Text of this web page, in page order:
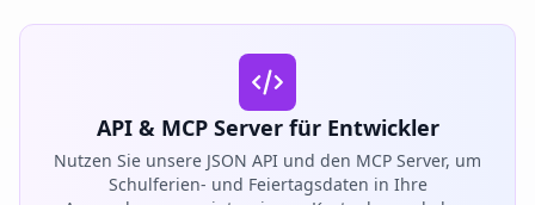
API & MCP Server für Entwickler
Nutzen Sie unsere JSON API und den MCP Server, um
Schulferien- und Feiertagsdaten in Ihre